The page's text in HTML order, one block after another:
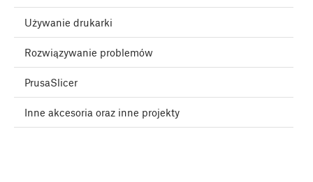
Używanie drukarki
Rozwiązywanie problemów
PrusaSlicer
Inne akcesoria oraz inne projekty